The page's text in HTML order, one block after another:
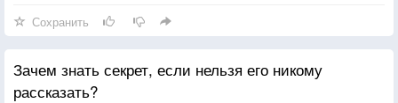
Сохранить
Зачем знать секрет, если нельзя его никому
рассказать?